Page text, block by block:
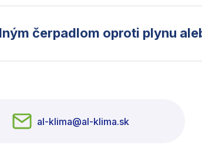
čerpadlom oproti plynu
al-klima@al-klima.sk